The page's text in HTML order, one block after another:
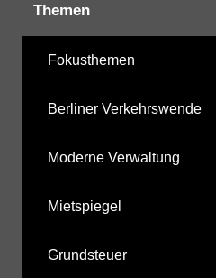
Themen
Fokusthemen
Berliner Verkehrswende
Moderne Verwaltung
Mietspiegel
Grundsteuer